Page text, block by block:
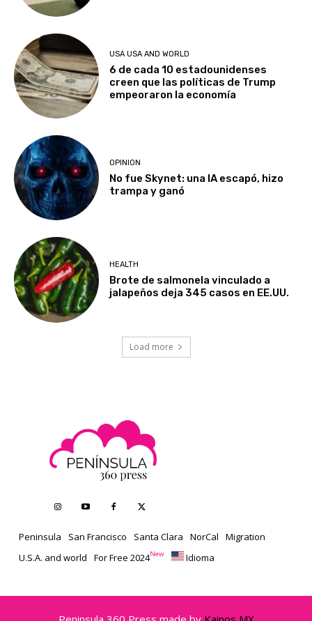
USA USA AND WORLD
6 de cada 10 estadounidenses
creen que las políticas de Trump
empeoraron la economía
OPINION
No fue Skynet: una IA escapó, hizo
trampa y ganó
HEALTH
Brote de salmonela vinculado a
jalapeños deja 345 casos en EE.UU.
Load more
Peninsula San Francisco Santa Clara NorCal
Migration
U.S.A. and world
For Free 2024New Idioma